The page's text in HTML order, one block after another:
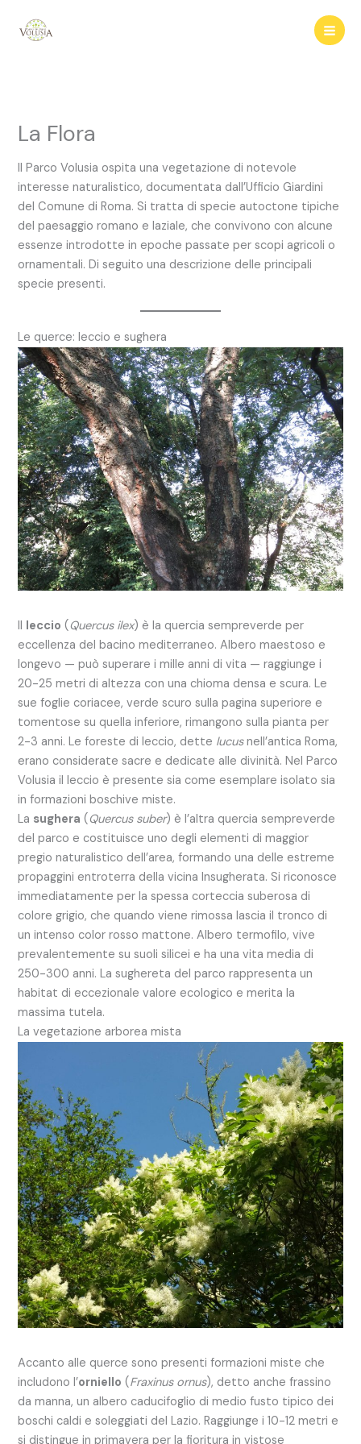
La Flora
Il Parco Volusia ospita una vegetazione di notevole
interesse naturalistico, documentata dall’Ufficio Giardini
del Comune di Roma. Si tratta di specie autoctone tipiche
del paesaggio romano e laziale, che convivono con alcune
essenze introdotte in epoche passate per scopi agricoli o
ornamentali. Di seguito una descrizione delle principali
specie presenti.
Le querce: leccio e sughera
Il leccio (Quercus ilex) è la quercia sempreverde per
eccellenza del bacino mediterraneo. Albero maestoso e
longevo — può superare i mille anni di vita — raggiunge i
20-25 metri di altezza con una chioma densa e scura. Le
sue foglie coriacee, verde scuro sulla pagina superiore e
tomentose su quella inferiore, rimangono sulla pianta per
2-3 anni. Le foreste di leccio, dette lucusnell’antica Roma,
erano considerate sacre e dedicate alle divinità. Nel Parco
Volusia il leccio è presente sia come esemplare isolato sia
in formazioni boschive miste.
La sughera (Quercus suber) è l’altra quercia sempreverde
del parco e costituisce uno degli elementi di maggior
pregio naturalistico dell’area, formando una delle estreme
propaggini entroterra della vicina Insugherata. Si riconosce
immediatamente per la spessa corteccia suberosa di
colore grigio, che quando viene rimossa lascia il tronco di
un intenso color rosso mattone. Albero termofilo, vive
prevalentemente su suoli silicei e ha una vita media di
250-300 anni. La sughereta del parco rappresenta un
habitat di eccezionale valore ecologico e merita la
massima tutela.
La vegetazione arborea mista
Accanto alle querce sono presenti formazioni miste che
includono l’orniello (Fraxinus ornus), detto anche frassino
da manna, un albero caducifoglio di medio fusto tipico dei
boschi caldi e soleggiati del Lazio. Raggiunge i 10-12 metri e
si distingue in primavera per la fioritura in vistose